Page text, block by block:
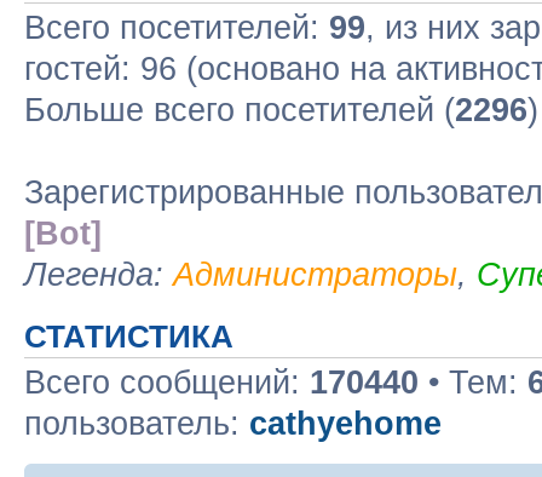
Всего посетителей: 99, из них
гостей: 96 (основано на
Больше всего посетителей (2296
Зарегистрированные
[Bot]
Легенда:Администраторы,
СТАТИСТИКА
Всего сообщений: 170440 • Тем:
пользователь: cathyehome